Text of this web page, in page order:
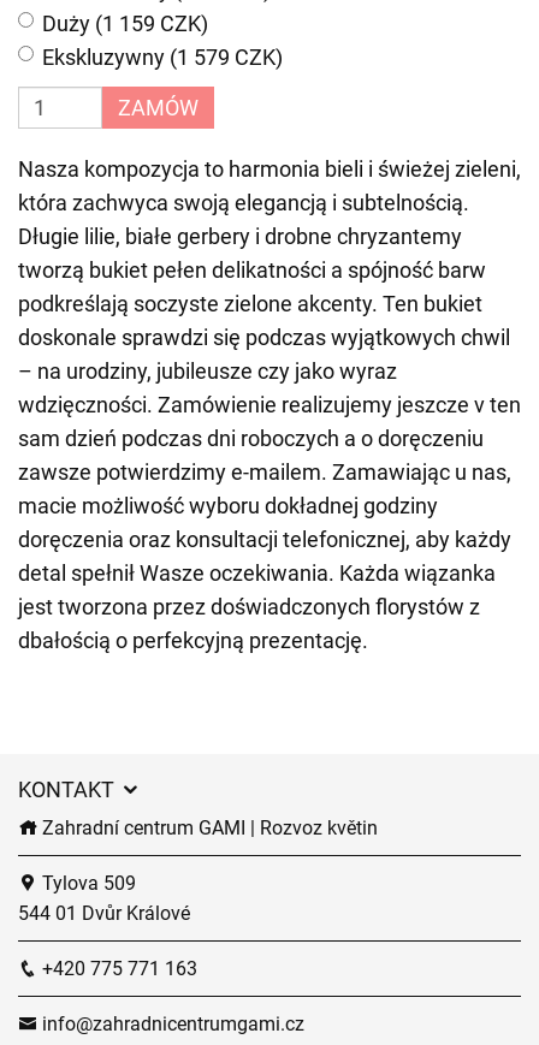
Duży (1 159 CZK)
Ekskluzywny (1 579 CZK)
ZAMÓW
Nasza kompozycja to harmonia bieli i świeżej zieleni,
która zachwyca swoją elegancją i subtelnością.
Długie lilie, białe gerbery i drobne chryzantemy
tworzą bukiet pełen delikatności a spójność barw
podkreślają soczyste zielone akcenty. Ten bukiet
doskonale sprawdzi się podczas wyjątkowych chwil
– na urodziny, jubileusze czy jako wyraz
wdzięczności. Zamówienie realizujemy jeszcze v ten
sam dzień podczas dni roboczych a o doręczeniu
zawsze potwierdzimy e-mailem. Zamawiając u nas,
macie możliwość wyboru dokładnej godziny
doręczenia oraz konsultacji telefonicznej, aby każdy
detal spełnił Wasze oczekiwania. Każda wiązanka
jest tworzona przez doświadczonych florystów z
dbałością o perfekcyjną prezentację.
KONTAKT
Zahradní centrum GAMI | Rozvoz květin
Tylova 509
544 01 Dvůr Králové
+420 775 771 163
info@zahradnicentrumgami.cz